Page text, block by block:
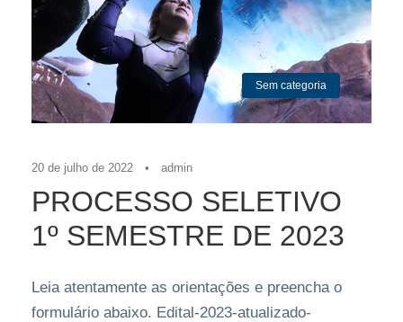
Sem categoria
20 de julho de 2022 • admin
PROCESSO SELETIVO
1º SEMESTRE DE 2023
Leia atentamente as orientações e preencha o
formulário abaixo. Edital-2023-atualizado-